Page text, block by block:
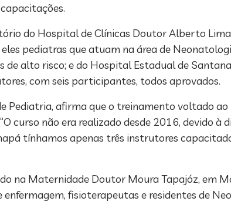
do Hospital de Clínicas Doutor Alberto
pediatras que atuam na área de
alto risco; e do Hospital Estadual de
com seis participantes, todos aprovados.
Pediatria, afirma que o treinamento voltado
curso não era realizado desde 2016, devido à
tínhamos apenas três instrutores
na Maternidade Doutor Moura Tapajóz, em
fisioterapeutas e residentes de